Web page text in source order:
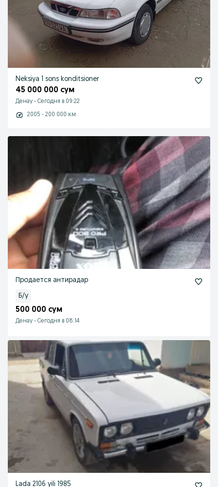
Neksiya 1 sons konditsioner
45 000 000 сум
Денау - Сегодня в 09:22
2005 - 200 000 км
Продается антирадар
Б/у
500 000 сум
Денау - Сегодня в 08:14
Lada 2106 yili 1985